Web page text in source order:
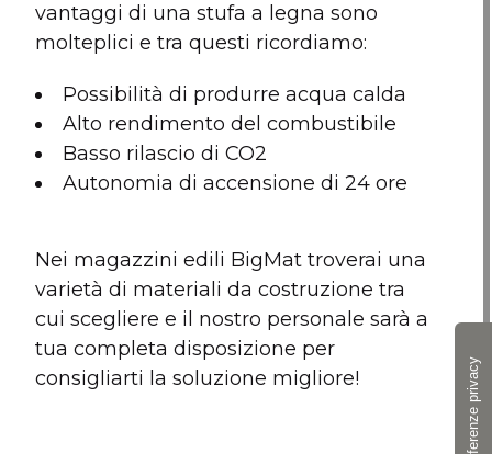
vantaggi di una stufa a legna sono
molteplici e tra questi ricordiamo:
Possibilità di produrre acqua calda
Alto rendimento del combustibile
Basso rilascio di CO2
Autonomia di accensione di 24 ore
Nei magazzini edili BigMat troverai una
varietà di materiali da costruzione tra
cui scegliere e il nostro personale sarà a
tua completa disposizione per
consigliarti la soluzione migliore!